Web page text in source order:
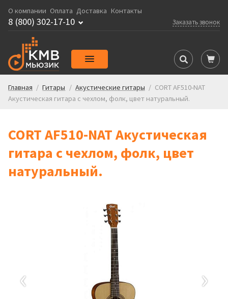
О компании Оплата Доставка Контакты
Заказать звонок
8 (800) 302-17-10
Главная / Гитары / Акустические гитары / CORT AF510-NAT
Акустическая гитара с чехлом, фолк, цвет натуральный.
CORT AF510-NAT Акустическая
гитара с чехлом, фолк, цвет
натуральный.
‹ ›